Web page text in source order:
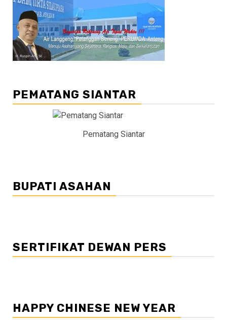
PEMATANG SIANTAR
Pematang Siantar
BUPATI ASAHAN
SERTIFIKAT DEWAN PERS
HAPPY CHINESE NEW YEAR